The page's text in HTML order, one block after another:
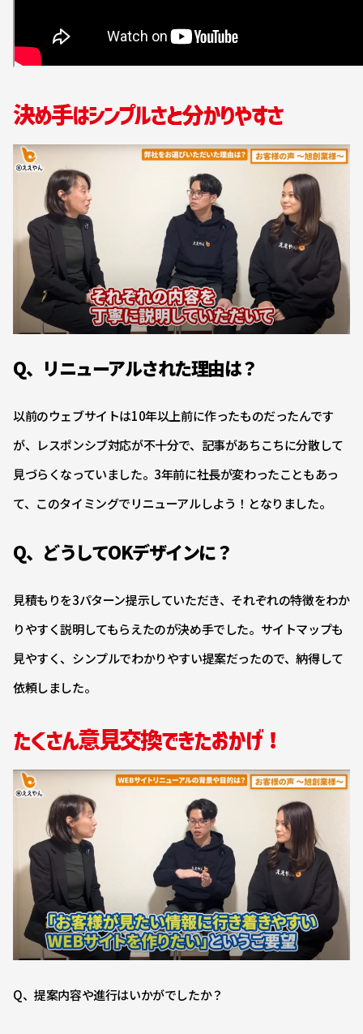
決め手はシンプルさと分かりやすさ
Q、リニューアルされた理由は？
以前のウェブサイトは10年以上前に作ったものだったんです
が、レスポンシブ対応が不十分で、記事があちこちに分散して
見づらくなっていました。3年前に社長が変わったこともあっ
て、このタイミングでリニューアルしよう！となりました。
Q、どうしてOKデザインに？
見積もりを3パターン提示していただき、それぞれの特徴をわか
りやすく説明してもらえたのが決め手でした。サイトマップも
見やすく、シンプルでわかりやすい提案だったので、納得して
依頼しました。
たくさん意見交換できたおかげ！
Q、提案内容や進行はいかがでしたか？